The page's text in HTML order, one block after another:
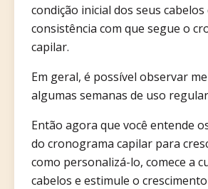
condição inicial dos seus cabelos
consistência com que segue o
capilar.
Em geral, é possível observar
algumas semanas de uso
Então agora que você entende
do cronograma capilar para
como personalizá-lo, comece a
cabelos e estimule o